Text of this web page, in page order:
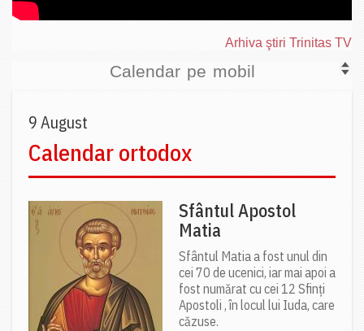
Arhiva ştiri Trinitas TV
Calendar pe mobil
9 August
Calendar ortodox
Sfântul Apostol
Matia
Sfântul Matia a fost unul din
cei 70 de ucenici, iar mai apoi a
fost numărat cu cei 12 Sfinți
Apostoli , în locul lui Iuda, care
căzuse.